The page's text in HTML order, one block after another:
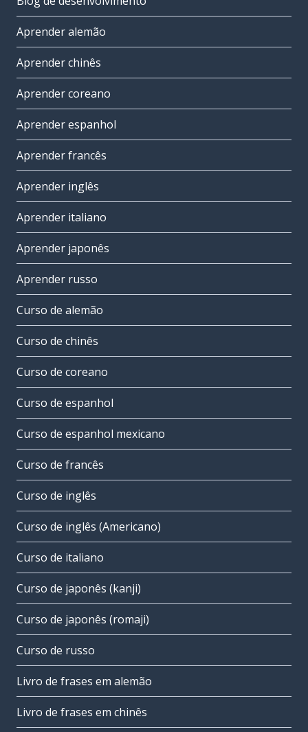
Aprender alemão
Aprender chinês
Aprender coreano
Aprender espanhol
Aprender francês
Aprender inglês
Aprender italiano
Aprender japonês
Aprender russo
Curso de alemão
Curso de chinês
Curso de coreano
Curso de espanhol
Curso de espanhol mexicano
Curso de francês
Curso de inglês
Curso de inglês (Americano)
Curso de italiano
Curso de japonês (kanji)
Curso de japonês (romaji)
Curso de russo
Livro de frases em alemão
Livro de frases em chinês